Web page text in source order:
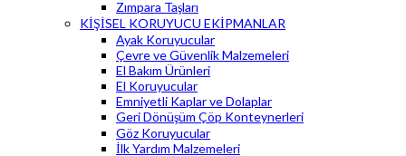
Zımpara Taşları
KİŞİSEL KORUYUCU EKİPMANLAR
Ayak Koruyucular
Çevre ve Güvenlik Malzemeleri
El Bakım Ürünleri
El Koruyucular
Emniyetli Kaplar ve Dolaplar
Geri Dönüşüm Çöp Konteynerleri
Göz Koruyucular
İlk Yardım Malzemeleri